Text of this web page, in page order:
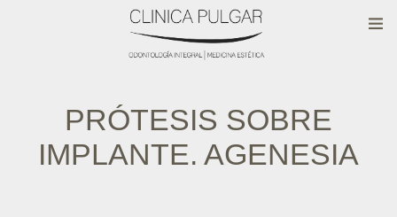
PRÓTESIS SOBRE
IMPLANTE. AGENESIA